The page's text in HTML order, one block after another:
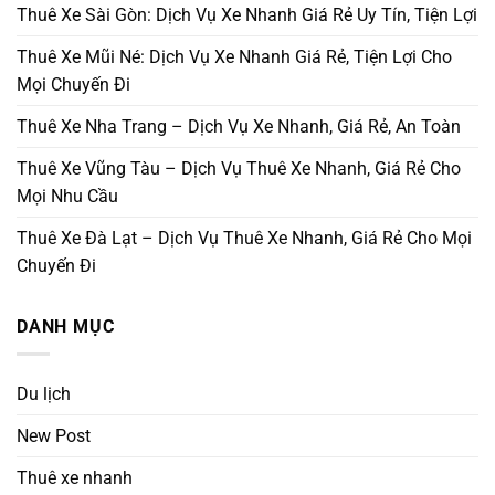
Thuê Xe Sài Gòn: Dịch Vụ Xe Nhanh Giá Rẻ Uy Tín, Tiện Lợi
Thuê Xe Mũi Né: Dịch Vụ Xe Nhanh Giá Rẻ, Tiện Lợi Cho
Mọi Chuyến Đi
Thuê Xe Nha Trang – Dịch Vụ Xe Nhanh, Giá Rẻ, An Toàn
Thuê Xe Vũng Tàu – Dịch Vụ Thuê Xe Nhanh, Giá Rẻ Cho
Mọi Nhu Cầu
Thuê Xe Đà Lạt – Dịch Vụ Thuê Xe Nhanh, Giá Rẻ Cho Mọi
Chuyến Đi
DANH MỤC
Du lịch
New Post
Thuê xe nhanh